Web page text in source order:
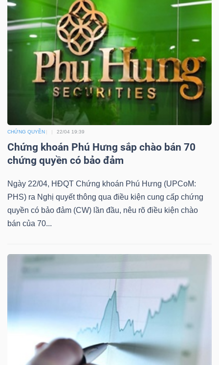
CHỨNG QUYỀN 22/04 19:39
Chứng khoán Phú Hưng sắp chào bán 70
chứng quyền có bảo đảm
Ngày 22/04, HĐQT Chứng khoán Phú Hưng (UPCoM:
PHS) ra Nghị quyết thông qua điều kiện cung cấp chứng
quyền có bảo đảm (CW) lần đầu, nêu rõ điều kiện chào
bán của 70...
DÙNG
CHĂM
SÓC
SỨC
KHỎE
CHÍNH
NGHỆ